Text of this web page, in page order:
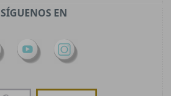
SÍGUENOS EN
Facebook YouTube